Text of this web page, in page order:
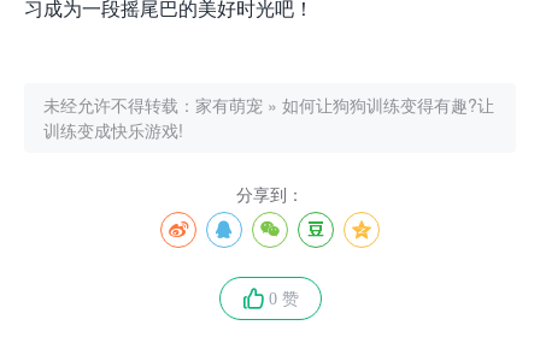
习成为一段摇尾巴的美好时光吧！
未经允许不得转载： 家有萌宠 » 如何让狗狗训练变得有趣?让
训练变成快乐游戏!
分享到：
0 赞